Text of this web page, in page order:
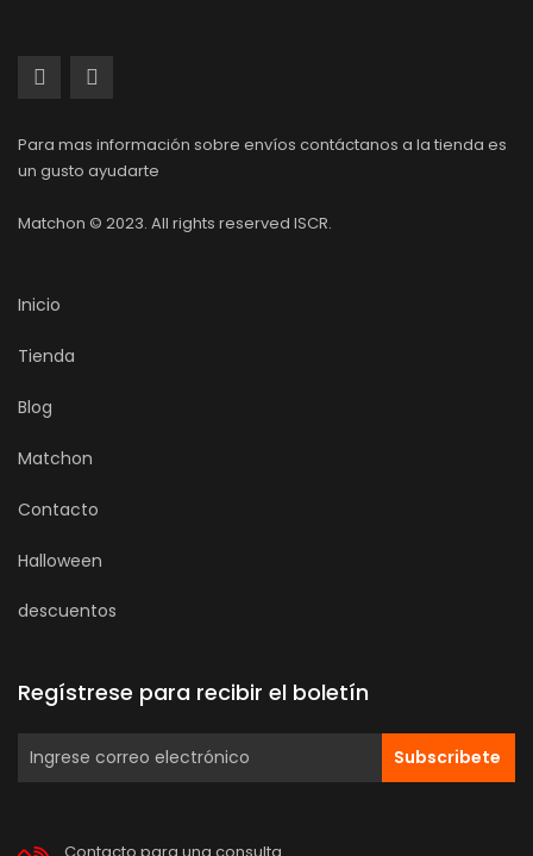
Para mas información sobre envíos contáctanos a la tienda es
un gusto ayudarte
Matchon © 2023. All rights reserved ISCR.
Inicio
Tienda
Blog
Matchon
Contacto
Halloween
descuentos
Regístrese para recibir el boletín
Subscribete